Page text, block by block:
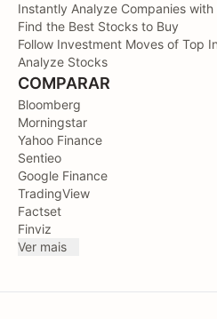
Instantly Analyze Companies
Find the Best Stocks to Buy
Follow Investment Moves of Top
Analyze Stocks
COMPARAR
Bloomberg
Morningstar
Yahoo Finance
Sentieo
Google Finance
TradingView
Factset
Finviz
Ver mais